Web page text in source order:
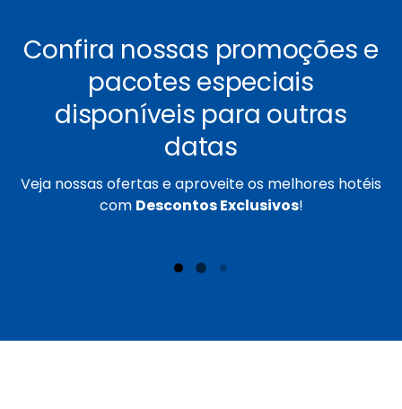
Confira nossas promoções e
pacotes especiais
disponíveis para outras
datas
Veja nossas ofertas e aproveite os melhores hotéis
com Descontos Exclusivos!